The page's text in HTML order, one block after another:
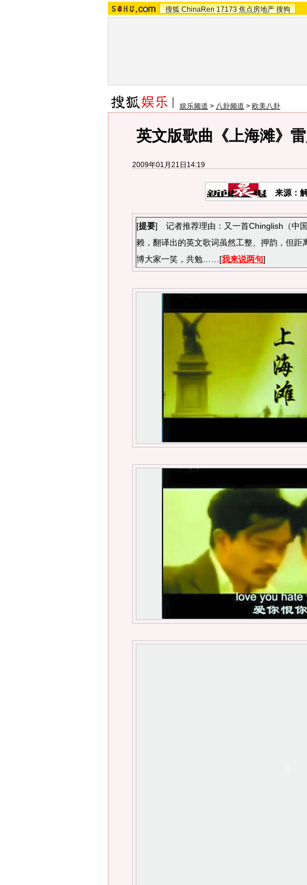
搜狐 ChinaRen 17173 焦点房地产 搜狗
娱乐频道 > 八卦频道 > 欧美八卦
英文版歌曲《上海滩》
2009年01月21日14:19
来源：
[提要] 记者推荐理由：又一首Chinglish（中
赖，翻译出的英文歌词虽然工整、押韵，但距
博大家一笑，共勉……[我来说两句]